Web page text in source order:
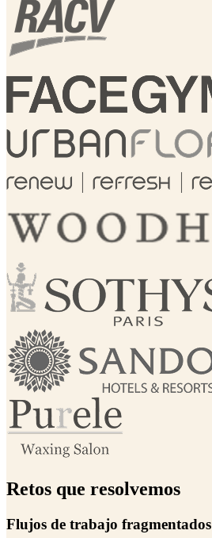
Retos que resolvemos
Flujos de trabajo fragmentados